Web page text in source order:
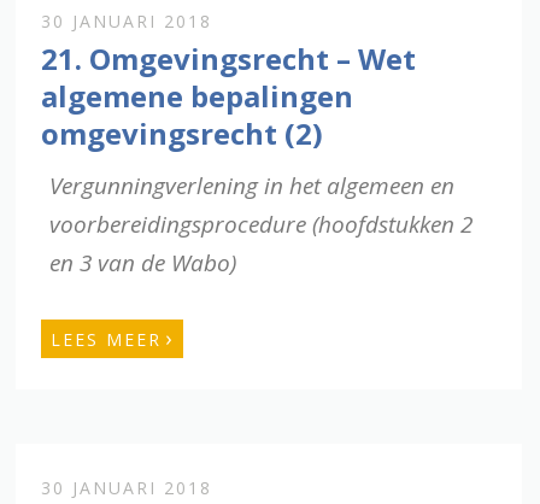
30 JANUARI 2018
21. Omgevingsrecht – Wet
algemene bepalingen
omgevingsrecht (2)
Vergunningverlening in het algemeen en
voorbereidingsprocedure (hoofdstukken 2
en 3 van de Wabo)
LEES MEER ›
30 JANUARI 2018